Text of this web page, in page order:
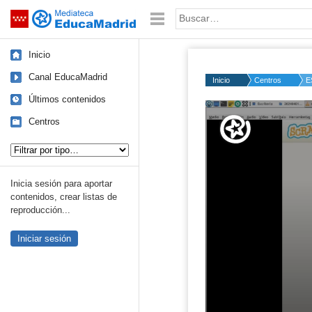
Saltar navegación Palabra o frase:
Inicio
Canal EducaMadrid
Últimos contenidos
Centros
Inicia sesión para aportar
contenidos, crear listas de
reproducción...
Iniciar sesión
Inicio Centros
Volume
50%